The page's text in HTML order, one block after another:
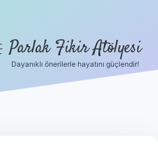
Parlak Fikir Atölyesi
Dayanıklı önerilerle hayatını güçlendir!